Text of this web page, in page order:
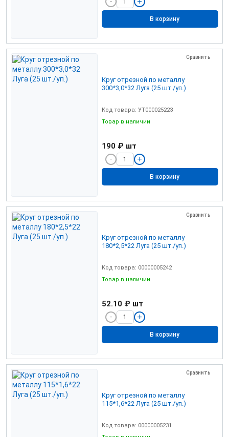
В корзину
Сравнить
Круг отрезной по металлу
300*3,0*32 Луга (25 шт./уп.)
Код товара: УТ000025223
Товар в наличии
190 ₽ шт
В корзину
Сравнить
Круг отрезной по металлу
180*2,5*22 Луга (25 шт./уп.)
Код товара: 00000005242
Товар в наличии
52.10 ₽ шт
В корзину
Сравнить
Круг отрезной по металлу
115*1,6*22 Луга (25 шт./уп.)
Код товара: 00000005231